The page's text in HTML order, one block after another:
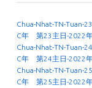
Chua-Nhat-TN-Tuan-
C年 第23主日-2022
Chua-Nhat-TN-Tuan-
C年 第24主日-2022
Chua-Nhat-TN-Tuan-
C年 第25主日-2022